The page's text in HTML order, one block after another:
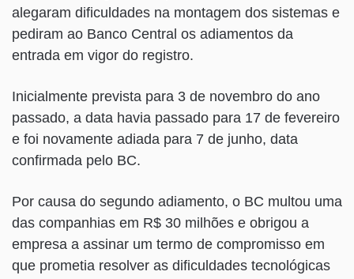
alegaram dificuldades na montagem dos sistemas e
pediram ao Banco Central os adiamentos da
entrada em vigor do registro.
Inicialmente prevista para 3 de novembro do ano
passado, a data havia passado para 17 de fevereiro
e foi novamente adiada para 7 de junho, data
confirmada pelo BC.
Por causa do segundo adiamento, o BC multou uma
das companhias em R$ 30 milhões e obrigou a
empresa a assinar um termo de compromisso em
que prometia resolver as dificuldades tecnológicas